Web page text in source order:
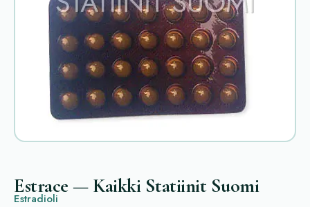
Estrace — Kaikki Statiinit Suomi
Estradioli